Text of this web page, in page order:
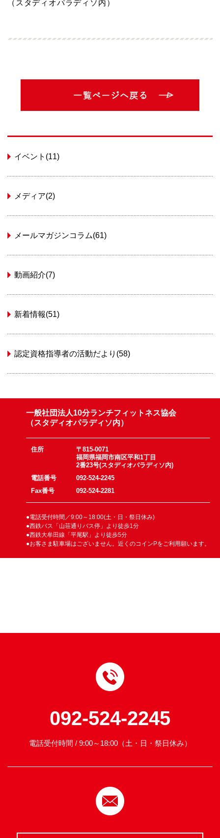
（スタディオパラディソ内）
イベント(11)
メディア(2)
メールマガジンコラム(61)
動画紹介(7)
新着情報(51)
認定資格指導者の活動だより(58)
一般社団法人10分ランチフィットネス協会
（スタディオパラディソ内）
住所
〒815-0071
福岡県福岡市南区平和1丁目
2番23号(スタディオパラディソ内)
電話番号
092-524-2245
Fax番号
092-524-2281
●電話受付時間／9:00～18:00(土・日・祭日休み)
●西鉄バス「山荘通りバス停」より徒歩1分
●西鉄大牟田線「平尾駅」より徒歩5分
●お客さま駐車場はございません。近くのコインPをご利用願います。
092-524-2245
電話受付時間 / 9:00～18:00（土・日・祭日休み）